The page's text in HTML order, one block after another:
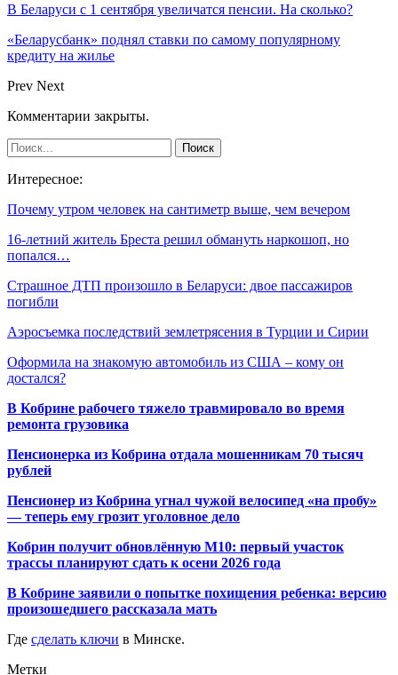
В Беларуси с 1 сентября увеличатся пенсии. На сколько?
«Беларусбанк» поднял ставки по самому популярному
кредиту на жилье
Prev Next
Комментарии закрыты.
Интересное:
Почему утром человек на сантиметр выше, чем вечером
16-летний житель Бреста решил обмануть наркошоп, но
попался…
Страшное ДТП произошло в Беларуси: двое пассажиров
погибли
Аэросъемка последствий землетрясения в Турции и Сирии
Оформила на знакомую автомобиль из США – кому он
достался?
В Кобрине рабочего тяжело травмировало во время
ремонта грузовика
Пенсионерка из Кобрина отдала мошенникам 70 тысяч
рублей
Пенсионер из Кобрина угнал чужой велосипед «на пробу»
— теперь ему грозит уголовное дело
Кобрин получит обновлённую М10: первый участок
трассы планируют сдать к осени 2026 года
В Кобрине заявили о попытке похищения ребенка: версию
произошедшего рассказала мать
Где сделать ключи в Минске.
Метки